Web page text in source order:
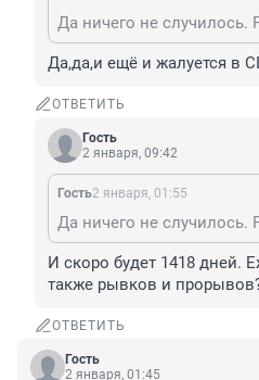
Да,да,и ещё и жалуется в
ОТВЕТИТЬ
Гость
2 января, 09:42
Гость2 января, 01:55
И скоро будет 1418 дней.
также рывков и
ОТВЕТИТЬ
Гость
2 января, 01:45